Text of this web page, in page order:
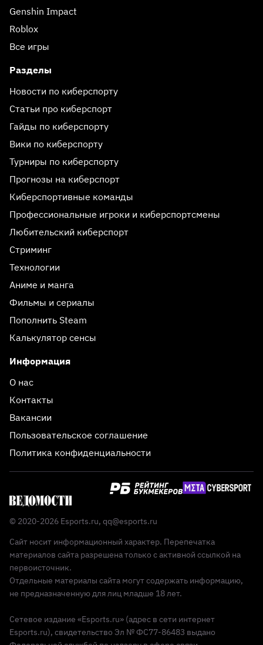
Genshin Impact
Roblox
Все игры
Разделы
Новости по киберспорту
Статьи про киберспорт
Гайды по киберспорту
Вики по киберспорту
Турниры по киберспорту
Прогнозы на киберспорт
Киберспортивные команды
Профессиональные игроки и киберспортсмены
Любительский киберспорт
Стриминг
Технологии
Аниме и манга
Фильмы и сериалы
Пополнить Steam
Калькулятор сенсы
Информация
О нас
Контакты
Вакансии
Пользовательское соглашение
Политика конфиденциальности
© 2020-2026 Esports.ru, qq@esports.ru
Сайт носит информационный характер. Перепечатка
материалов сайта разрешена только с активной ссылкой на
первоисточник.
Отдельные материалы сайта могут содержать информацию,
не предназначенную для лиц младше 18 лет.
Сетевое издание «Esports.ru» (адрес в сети интернет
Esports.ru), свидетельство Эл № ФС77-86483 выдано